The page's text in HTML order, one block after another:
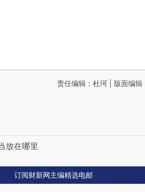
责任编辑：杜珂 | 版面编辑
放在哪里
订阅财新网主编精选电邮